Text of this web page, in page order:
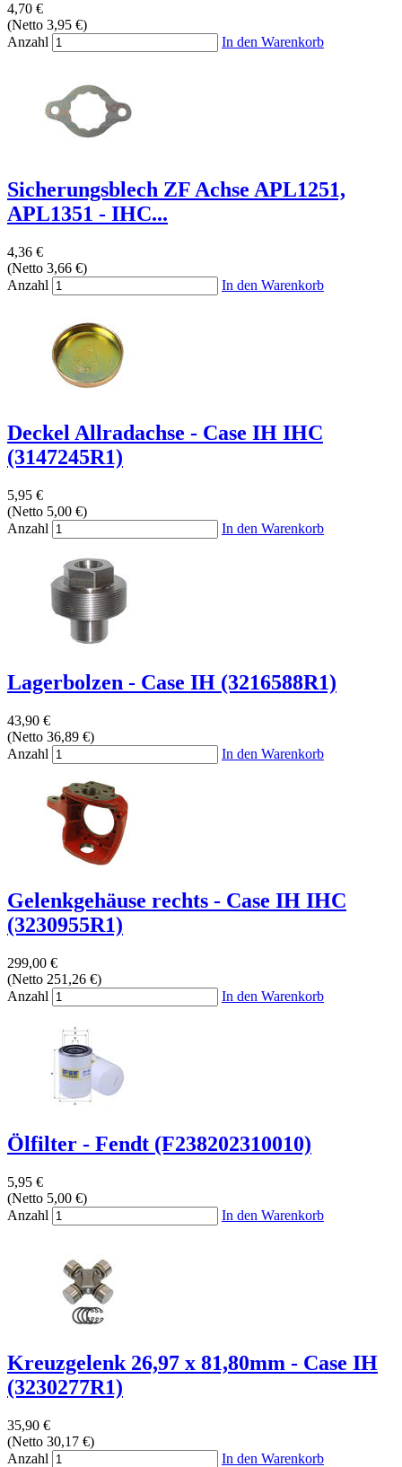
4,70 €
(Netto 3,95 €)
Anzahl
In den Warenkorb
Sicherungsblech ZF Achse APL1251,
APL1351 - IHC...
4,36 €
(Netto 3,66 €)
Anzahl
In den Warenkorb
Deckel Allradachse - Case IH IHC
(3147245R1)
5,95 €
(Netto 5,00 €)
Anzahl
In den Warenkorb
Lagerbolzen - Case IH (3216588R1)
43,90 €
(Netto 36,89 €)
Anzahl
In den Warenkorb
Gelenkgehäuse rechts - Case IH IHC
(3230955R1)
299,00 €
(Netto 251,26 €)
Anzahl
In den Warenkorb
Ölfilter - Fendt (F238202310010)
5,95 €
(Netto 5,00 €)
Anzahl
In den Warenkorb
Kreuzgelenk 26,97 x 81,80mm - Case IH
(3230277R1)
35,90 €
(Netto 30,17 €)
Anzahl
In den Warenkorb